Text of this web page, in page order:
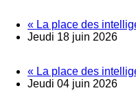
« La place des
Jeudi 18 juin 2026
« La place des
Jeudi 04 juin 2026